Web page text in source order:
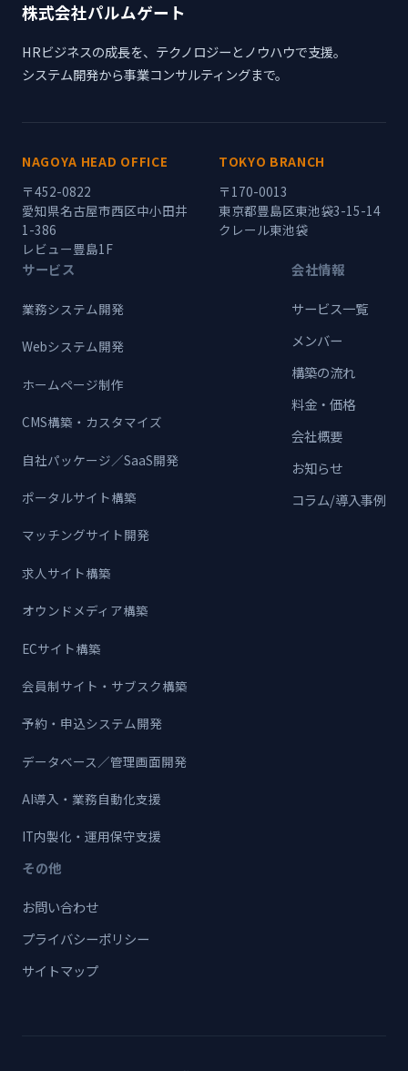
株式会社パルムゲート
HRビジネスの成長を、テクノロジーとノウハウで支援。
システム開発から事業コンサルティングまで。
NAGOYA HEAD OFFICE
〒452-0822
愛知県名古屋市西区中小田井
1-386
レビュー豊島1F
TOKYO BRANCH
〒170-0013
東京都豊島区東池袋3-15-14
クレール東池袋
サービス
業務システム開発
Webシステム開発
ホームページ制作
CMS構築・カスタマイズ
自社パッケージ／SaaS開発
ポータルサイト構築
マッチングサイト開発
求人サイト構築
オウンドメディア構築
ECサイト構築
会員制サイト・サブスク構築
予約・申込システム開発
データベース／管理画面開発
AI導入・業務自動化支援
IT内製化・運用保守支援
会社情報
サービス一覧
メンバー
構築の流れ
料金・価格
会社概要
お知らせ
コラム/導入事例
その他
お問い合わせ
プライバシーポリシー
サイトマップ